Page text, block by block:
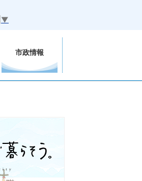
▼
市政情報